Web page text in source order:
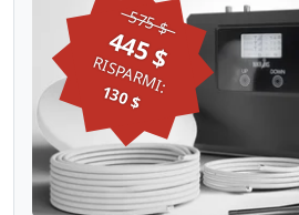
575 $
445 $
RISPARMI:
130 $